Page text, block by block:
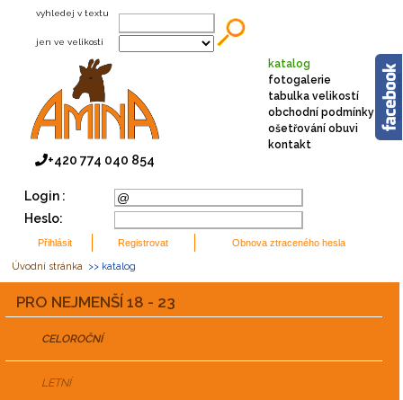
+420 774 040 854
vyhledej v textu
jen ve velikosti
Login :
Heslo:
Úvodní stránka >> katalog
katalog
fotogalerie
tabulka velikostí
obchodní podmínky
ošetřování obuvi
kontakt
PRO NEJMENŠÍ 18 - 23
CELOROČNÍ
LETNÍ